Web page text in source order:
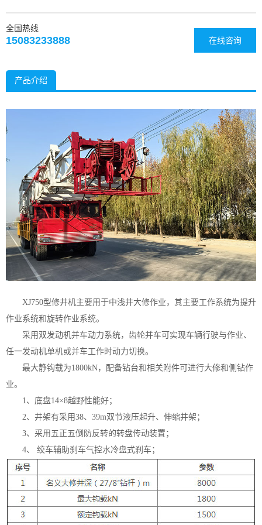
在线咨询
全国热线
15083233888
产品介绍
XJ750型修井机主要用于中浅井大修作业，其主要工作系统为提升
作业系统和旋转作业系统。
采用双发动机并车动力系统，齿轮并车可实现车辆行驶与作业、
任一发动机单机或并车工作时动力切换。
最大静钩载为1800kN，配备钻台和相关附件可进行大修和侧钻作
业。
1、底盘14×8越野性能好；
2、井架有采用38、39m双节液压起升、伸缩井架；
3、采用五正五倒防反转的转盘传动装置；
4、 绞车辅助刹车气控水冷盘式刹车；